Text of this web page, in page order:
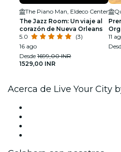
The Piano Man, Eldeco Center
The Jazz Room: Un viaje al
corazón de Nueva Orleans
5.0
(3)
16 ago
Desde 1699,00 INR
1529,00 INR
11
Acerca de Live Your City